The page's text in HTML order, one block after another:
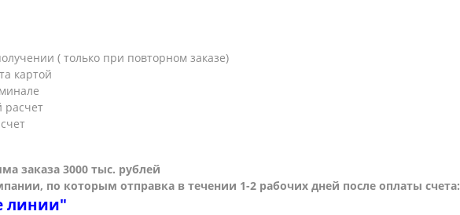
( только при повторном заказе)
картой
расчет
заказа 3000 тыс. рублей
по которым отправка в течении 1-2 рабочих дней после оплаты счета:
линии"